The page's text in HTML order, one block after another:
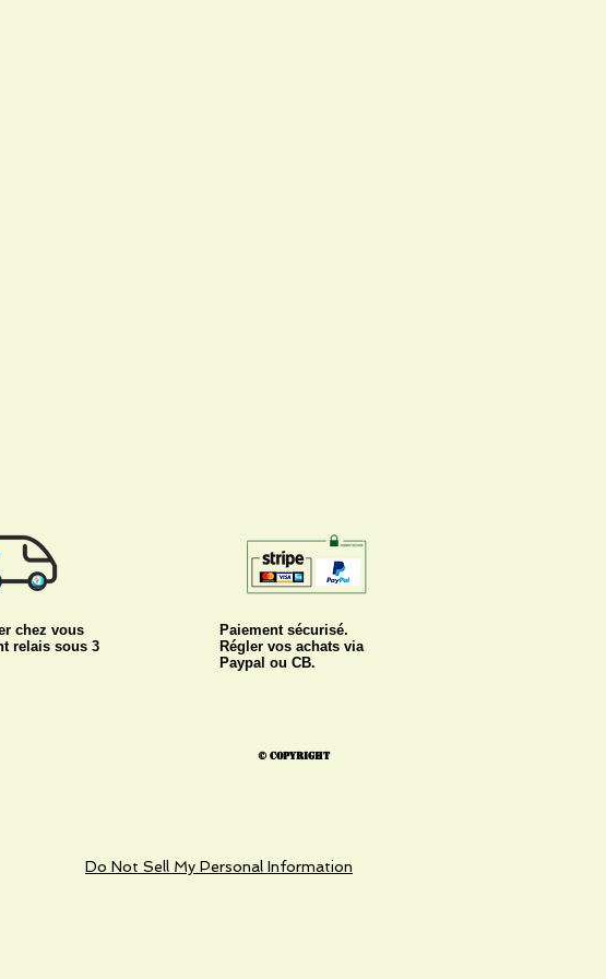
chez vous
relais sous 3
Paiement sécurisé.
Régler vos achats via
Paypal ou CB.
© Copyright
Do Not Sell My Personal Information